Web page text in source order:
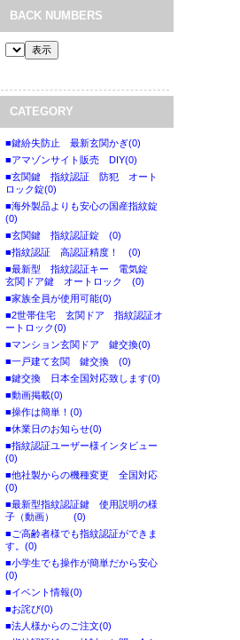
BACK NUMBERS
CATEGORY
■鍵紛失防止 最新玄関かぎ(0)
■アマゾンサイト販売 DIY(0)
■玄関鍵 指紋認証 防犯 オート
ロック錠(0)
■海外製品よりも安心の国産指紋錠
(0)
■玄関鍵 指紋認証錠 (0)
■指紋認証 高認証精度！ (0)
■最新型 指紋認証キー 電気錠
玄関ドア鍵 オートロック (0)
■家族全員が使用可能(0)
■2世帯住宅 玄関ドア 指紋認証オ
ートロック(0)
■マンション玄関ドア 鍵交換(0)
■一戸建て玄関 鍵交換 (0)
■鍵交換 日本全国対応致します(0)
■動画掲載(0)
■操作は簡単！(0)
■休業日のお知らせ(0)
■指紋認証ユーザー様インタビュー
(0)
■他社製からの機種変更 全国対応
(0)
■最新型指紋認証鍵 使用説明の様
子（動画） (0)
■ご高齢者様でも指紋認証ができま
す。(0)
■小学生でも操作が簡単だから安心
(0)
■イベント情報(0)
■お詫び(0)
■法人様からのご注文(0)